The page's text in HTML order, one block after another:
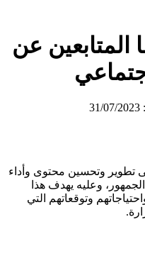
عن
تطوير وتحسين محتوى وأداء
وعليه يهدف هذا
وتوقعاتهم التي